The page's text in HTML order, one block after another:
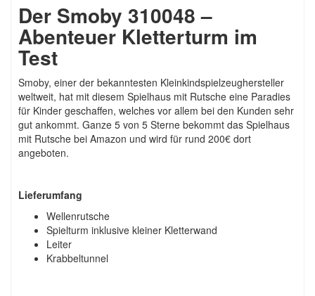
Der Smoby 310048 –
Abenteuer Kletterturm im
Test
Smoby, einer der bekanntesten Kleinkindspielzeughersteller
weltweit, hat mit diesem Spielhaus mit Rutsche eine Paradies
für Kinder geschaffen, welches vor allem bei den Kunden sehr
gut ankommt. Ganze 5 von 5 Sterne bekommt das Spielhaus
mit Rutsche bei Amazon und wird für rund 200€ dort
angeboten.
Lieferumfang
Wellenrutsche
Spielturm inklusive kleiner Kletterwand
Leiter
Krabbeltunnel